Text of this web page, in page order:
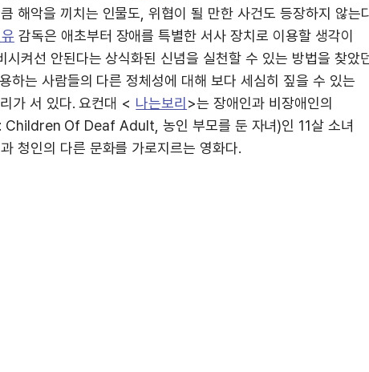
해악을 끼치는 인물도, 위협이 될 만한 사건도 등장하지 않는
감독은 애초부터 장애를 특별한 서사 장치로 이용할 생각이
켜선 안된다는 상식화된 신념을 실천할 수 있는 방법을 찾았
하는 사람들의 다른 정체성에 대해 보다 세심히 짚을 수 있는
가 서 있다. 요컨대 < 나는보리 >는 장애인과 비장애인의
Children Of Deaf Adult, 농인 부모를 둔 자녀)인 11살 소녀
청인의 다른 문화를 가로지르는 영화다.